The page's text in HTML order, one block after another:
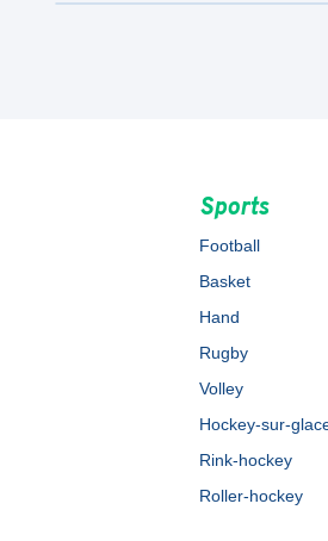
Sports
Football
Basket
Hand
Rugby
Volley
Hockey-sur-
Rink-hockey
Roller-hockey